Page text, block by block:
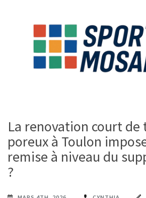
La renovation court de
poreux à Toulon
remise à niveau du
?